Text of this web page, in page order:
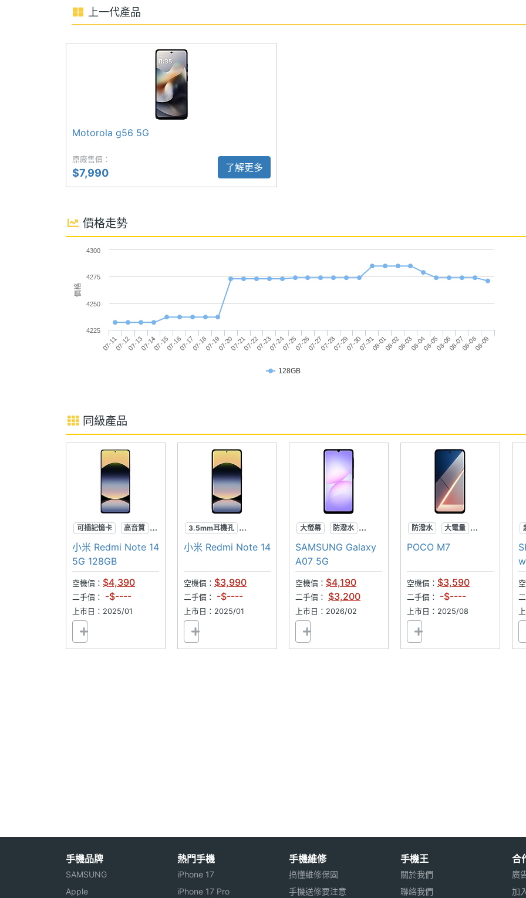
◎ 6.72 吋 2,400 x 1,080pixels 解析度 LCD 螢幕 (120Hz 螢幕更新率)
◎ 4GB RAM / 128GB ROM
◎ IP64 防塵防水等級
◎ 後置 5,000 萬畫素主鏡頭 + 800 萬畫素超廣角鏡頭
◎ 前置 800 萬畫素自拍鏡頭
◎ 5,200mAh 電量
◎ 採用 USB Type-C 規格，支援 30W TurboPower 快充
※本文為 SOGI 手機王版權所有，未經授權不得轉載使用※
主螢幕材質 LCD
Gorilla Glass 7i
120 Hz
相機規格
主相機感光元件
主相機光圈F 1.8
主相機LED補光
燈
主相機自動對焦 Yes
第二主相機畫素 800 萬畫素
第二主相機光圈F
前相機畫素
前相機感光元件
前相機光圈F
通訊與網路
5G NR頻段 Sub-6
5G組網方式
4G LTE
藍牙
上一代產品
Motorola g56 5G
原廠售價：
$7,990 了解更多
價格走勢
價格
128GB
07-1107-1207-1307-1407-1507-1607-1707-1807-1907-2007-2107-2207-2307-2407-2507-2607-2707-2807-2907-3007-3108-0108-0208-0308-0408-0508-0608-0708-0808-09
4225
4250
4275
4300
同級產品
可插記憶卡
高音質
1億畫素
小米 Redmi Note 14
5G 128GB
空機價： $4,390
二手價： -$----
上市日：2025/01
3.5mm耳機孔
可插記憶卡
1億畫素
小米 Redmi Note 14
空機價： $3,990
二手價： -$----
上市日：2025/01
大螢幕
防潑水
6千大電量
SAMSUNG Galaxy
A07 5G
空機價： $4,190
二手價： $3,200
上市日：2026/02
防潑水
大電量
可插記憶卡
POCO M7
空機價： $3,590
二手價： -$----
上市日：2025/08
手機品牌
SAMSUNG
Apple
熱門手機
iPhone 17
iPhone 17 Pro
手機維修
搞懂維修保固
手機送修要注意
手機王
關於我們
聯絡我們
合
廣
加